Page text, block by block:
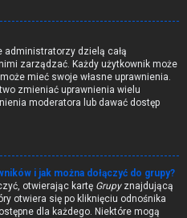
administratorzy dzielą całą
zarządzać. Każdy użytkownik może
mieć swoje własne uprawnienia.
zmieniać uprawnienia wielu
moderatora lub dawać dostęp
i jak można dołączyć do grupy?
otwierając kartę Grupyznajdującą
otwiera się po kliknięciu odnośnika
dla każdego. Niektóre mogą